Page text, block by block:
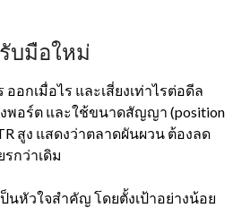
บมือใหม่
อกเมื่อไร และเสี่ยงเท่าไรต่อดีล
งพอร์ต และใช้ขนาดสัญญา (position
สูง แสดงว่าตลาดผันผวน ต้องลด
กว่าเดิม
นหัวใจสำคัญ โดยตั้งเป้าอย่างน้อย